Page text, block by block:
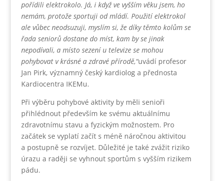
pořídili elektrokolo. Já, i když ve vyšším věku jsem, ho
nemám, protože sportuji od mládí. Použití elektrokol
ale vůbec neodsuzuji, myslím si, že díky těmto kolům se
řada seniorů dostane do míst, kam by se jinak
nepodívali, a místo sezení u televize se mohou
pohybovat v krásné a zdravé přírodě,“uvádí profesor
Jan Pirk, významný český kardiolog a přednosta
Kardiocentra IKEMu.
Při výběru pohybové aktivity by měli senioři
přihlédnout především ke svému aktuálnímu
zdravotnímu stavu a fyzickým možnostem. Pro
začátek se vyplatí začít s méně náročnou aktivitou
a postupně se rozvíjet. Důležité je také zvážit riziko
úrazu a raději se vyhnout sportům s vyšším rizikem
pádu.